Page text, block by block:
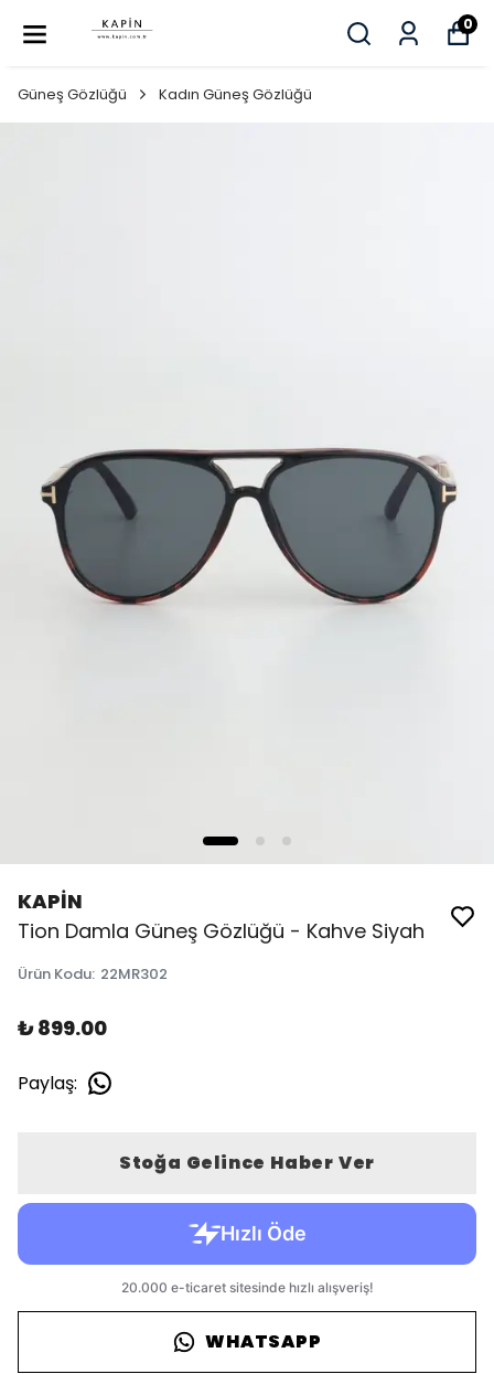
0
Güneş Gözlüğü Kadın Güneş Gözlüğü
KAPİN
Tion Damla Güneş Gözlüğü - Kahve Siyah
Ürün Kodu: 22MR302
₺ 899.00
Paylaş:
Stoğa Gelince Haber Ver
WHATSAPP